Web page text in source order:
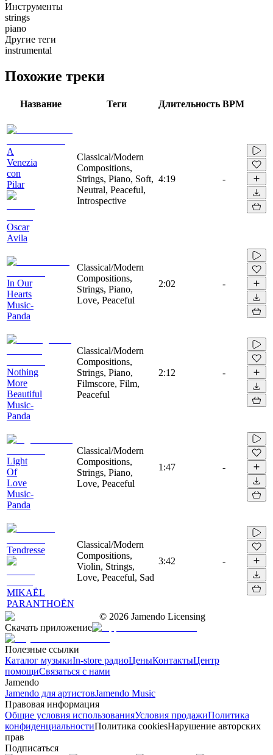
Инструменты
strings
piano
Другие теги
instrumental
Похожие треки
Название Теги Длительность BPM
A
Venezia
con
Pilar
Oscar
Avila
Classical/Modern
Compositions,
Strings, Piano, Soft,
Neutral, Peaceful,
Introspective
4:19 -
In Our
Hearts
Music-
Panda
Classical/Modern
Compositions,
Strings, Piano,
Love, Peaceful
2:02 -
Nothing
More
Beautiful
Music-
Panda
Classical/Modern
Compositions,
Strings, Piano,
Filmscore, Film,
Peaceful
2:12 -
Light
Of
Love
Music-
Panda
Classical/Modern
Compositions,
Strings, Piano,
Love, Peaceful
1:47 -
Tendresse
MIKAËL
PARANTHOËN
Classical/Modern
Compositions,
Violin, Strings,
Love, Peaceful, Sad
3:42 -
© 2026 Jamendo Licensing
Скачать приложение
Полезные ссылки
Каталог музыкиIn-store радиоЦеныКонтактыЦентр
помощиСвязаться с нами
Jamendo
Jamendo для артистовJamendo Music
Правовая информация
Общие условия использованияУсловия продажиПолитика
конфиденциальностиПолитика cookiesНарушение авторских
прав
Подписаться